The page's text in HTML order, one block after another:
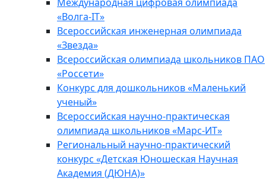
«Волга-IT»
Всероссийская инженерная олимпиада
«Звезда»
Всероссийская олимпиада школьников ПАО
«Россети»
Конкурс для дошкольников «Маленький
ученый»
Всероссийская научно-практическая
олимпиада школьников «Марс-ИТ»
Региональный научно-практический
конкурс «Детская Юношеская Научная
Академия (ДЮНА)»